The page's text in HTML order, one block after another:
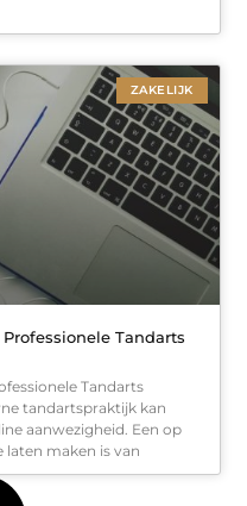
ZAKELIJK
Tandarts
Tandarts
tandartspraktijk kan
aanwezigheid. Een op
maken is van